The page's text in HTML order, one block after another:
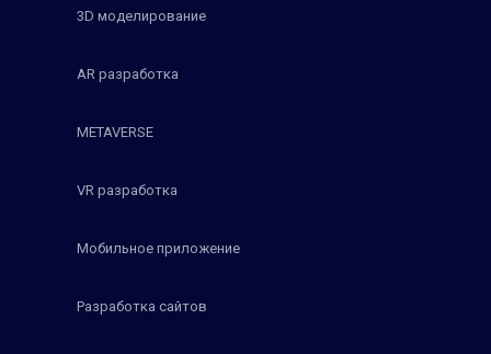
3D моделирование
AR разработка
METAVERSE
VR разработка
Мобильное приложение
Разработка сайтов